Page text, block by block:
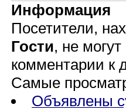
Информация
Посетители,
Гости, не
комментарии к
Самые
Объявлены